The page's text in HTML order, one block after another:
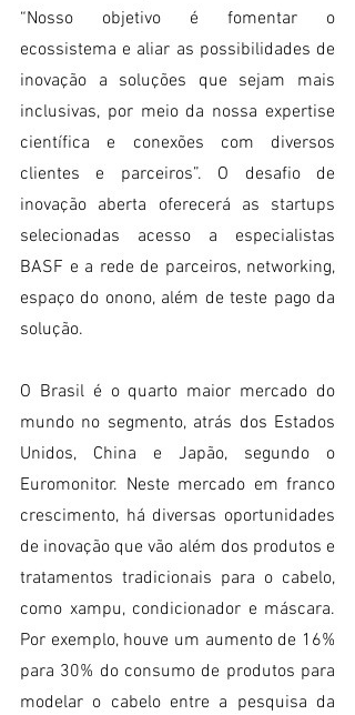
“Nosso objetivo é fomentar o
ecossistema e aliar as possibilidades de
inovação a soluções que sejam mais
inclusivas, por meio da nossa expertise
científica e conexões com diversos
clientes e parceiros”. O desafio de
inovação aberta oferecerá as startups
selecionadas acesso a especialistas
BASF e a rede de parceiros, networking,
espaço do onono, além de teste pago da
solução.
O Brasil é o quarto maior mercado do
mundo no segmento, atrás dos Estados
Unidos, China e Japão, segundo o
Euromonitor. Neste mercado em franco
crescimento, há diversas oportunidades
de inovação que vão além dos produtos e
tratamentos tradicionais para o cabelo,
como xampu, condicionador e máscara.
Por exemplo, houve um aumento de 16%
para 30% do consumo de produtos para
modelar o cabelo entre a pesquisa da